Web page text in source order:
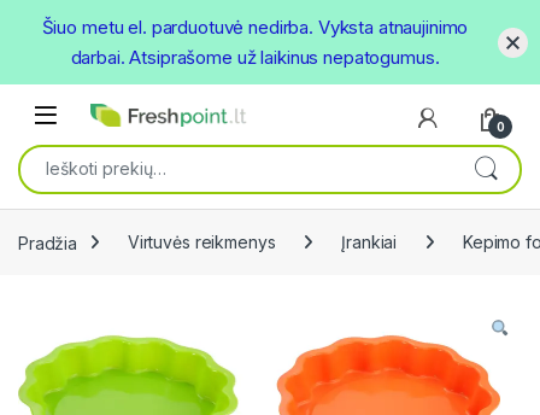
Open
0
Ieškoti:
Pradžia Virtuvės reikmenys Įrankiai Kepimo
Šiuo metu el. parduotuvė nedirba. Vyksta atnaujinimo
darbai. Atsiprašome už laikinus nepatogumus.